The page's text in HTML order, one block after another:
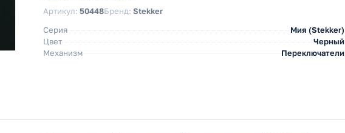
Артикул: 50448Бренд: Stekker
Серия
Мия (Stekker)
Цвет
Черный
Механизм
Переключатели